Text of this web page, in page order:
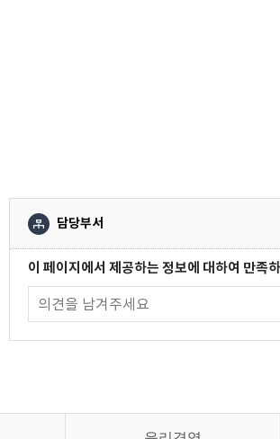
담당부서
이 페이지에서 제공하는 정보에 대하여 만족